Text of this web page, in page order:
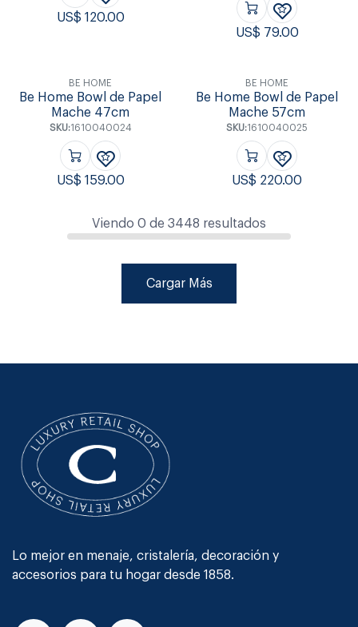
US$ 120.00
US$ 79.00
BE HOME
Be Home Bowl de Papel
Mache 47cm
SKU:1610040024
US$ 159.00
BE HOME
Be Home Bowl de Papel
Mache 57cm
SKU:1610040025
US$ 220.00
Viendo 0 de 3448 resultados
Cargar Más
Lo mejor en menaje, cristalería, decoración y
accesorios para tu hogar desde 1858.